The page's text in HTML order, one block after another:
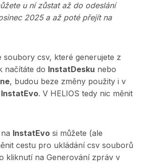
u ní zůstat až do odeslání
2025 a až poté přejít na
soubory csv, které generujete z
načítáte do InstatDesku nebo
, budou beze změny použity i v
InstatEvo. V HELIOS tedy nic měnit
InstatEvo si můžete (ale
cestu pro ukládání csv souborů
kliknutí na Generování zpráv v